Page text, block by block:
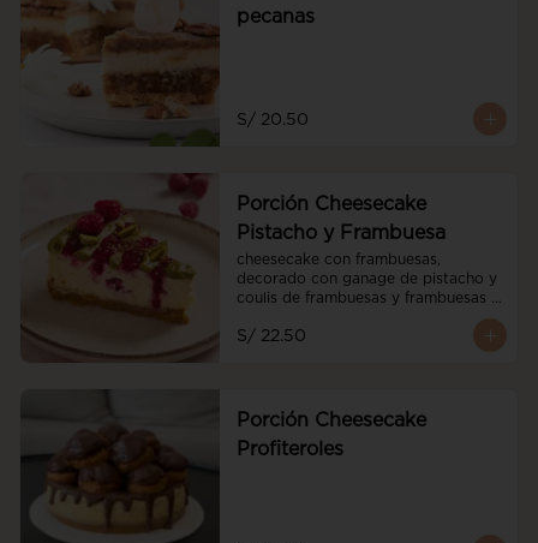
pecanas
S/ 20.50
Porción Cheesecake
Pistacho y Frambuesa
cheesecake con frambuesas,
decorado con ganage de pistacho y
coulis de frambuesas y frambuesas
S/ 22.50
Porción Cheesecake
Profiteroles